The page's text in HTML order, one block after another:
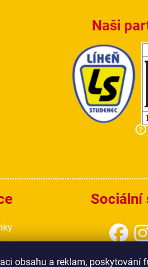
obsahu a reklam, poskytování
Naši
?
Sociální